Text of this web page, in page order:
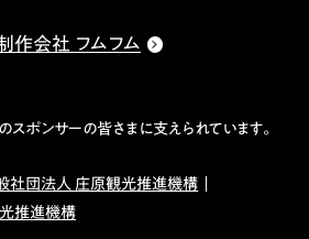
作会社 フムフム
ポンサーの皆さまに支えられています。
社団法人 庄原観光推進機構
推進機構